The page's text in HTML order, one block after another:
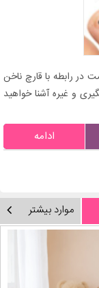
در رابطه با قارچ ناخن
و غیره آشنا خواهید
ادامه
موارد بیشتر